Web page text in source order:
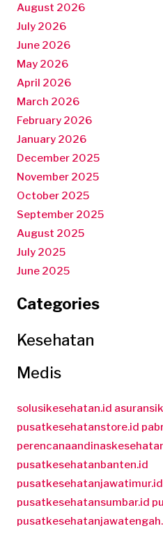
August 2026
July 2026
June 2026
May 2026
April 2026
March 2026
February 2026
January 2026
December 2025
November 2025
October 2025
September 2025
August 2025
July 2025
June 2025
Categories
Kesehatan
Medis
solusikesehatan.id
pusatkesehatanstore.id
pusatkesehatanbanten.id
pusatkesehatanjawatimur.id
pusatkesehatansumbar.id